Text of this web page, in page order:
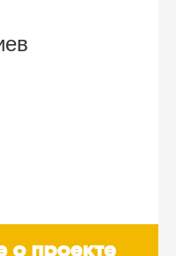
о проекте